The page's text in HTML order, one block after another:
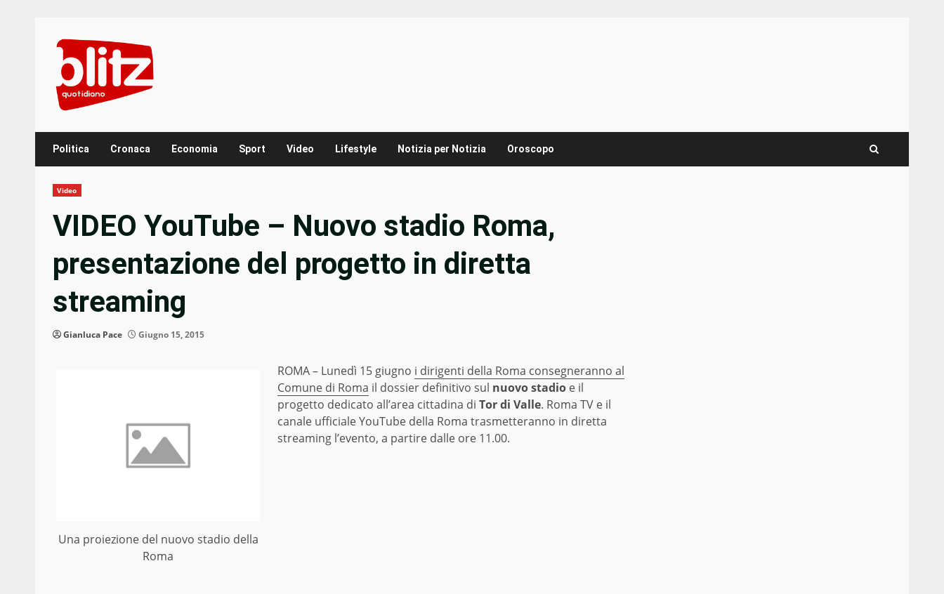
content
Politica Cronaca Economia Sport Video Lifestyle Notizia per Notizia Oroscopo
Video
VIDEO YouTube – Nuovo stadio Roma,
presentazione del progetto in diretta
streaming
Gianluca Pace Giugno 15, 2015
Una proiezione del nuovo stadio della
Roma
ROMA – Lunedì 15 giugno i dirigenti della Roma consegneranno al
Comune di Roma il dossier definitivo sul nuovo stadio e il
progetto dedicato all’area cittadina di Tor di Valle. Roma TV e il
canale ufficiale YouTube della Roma trasmetteranno in diretta
streaming l’evento, a partire dalle ore 11.00.